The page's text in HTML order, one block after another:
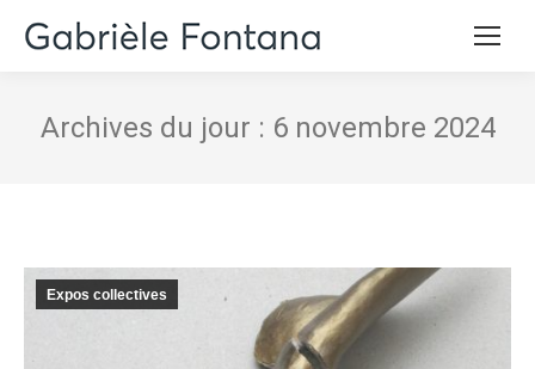
Archives du jour : 6 novembre 2024
Expos collectives